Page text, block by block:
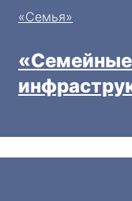
«Семья»
«Семейные